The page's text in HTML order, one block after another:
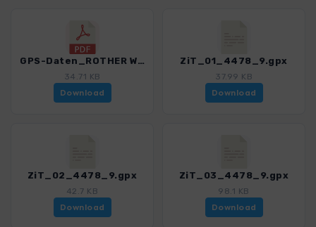
GPS-Daten_ROTHER WF Zillertal_Hinweise_4478_9.pdf
34.71 KB
Download
ZiT_01_4478_9.gpx
37.99 KB
Download
ZiT_02_4478_9.gpx
42.7 KB
Download
ZiT_03_4478_9.gpx
98.1 KB
Download